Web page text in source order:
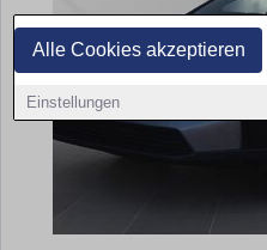
Alle Cookies akzeptieren
Einstellungen